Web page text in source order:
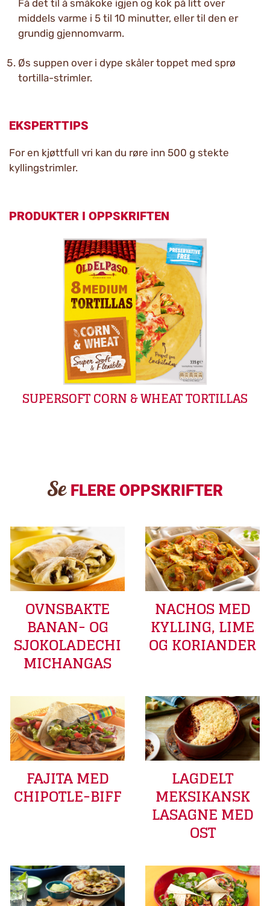
Få det til å småkoke igjen og kok på litt over
middels varme i 5 til 10 minutter, eller til den er
grundig gjennomvarm.
Øs suppen over i dype skåler toppet med sprø
tortilla-strimler.
EKSPERTTIPS
For en kjøttfull vri kan du røre inn 500 g stekte
kyllingstrimler.
PRODUKTER I OPPSKRIFTEN
SUPERSOFT CORN & WHEAT TORTILLAS
Se FLERE OPPSKRIFTER
OVNSBAKTE
BANAN- OG
SJOKOLADECHI
MICHANGAS
NACHOS MED
KYLLING, LIME
OG KORIANDER
FAJITA MED
CHIPOTLE-BIFF
LAGDELT
MEKSIKANSK
LASAGNE MED
OST